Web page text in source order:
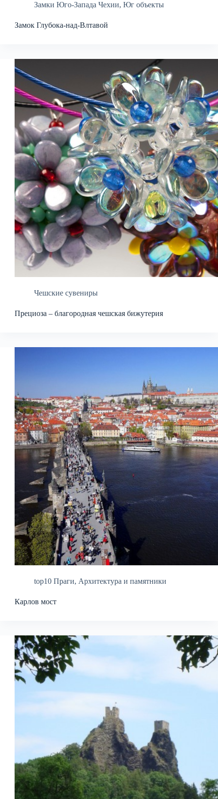
Замки Юго-Запада Чехии, Юг объекты
Замок Глубока-над-Влтавой
Чешские сувениры
Прециоза – благородная чешская бижутерия
top10 Праги, Архитектура и памятники
Карлов мост